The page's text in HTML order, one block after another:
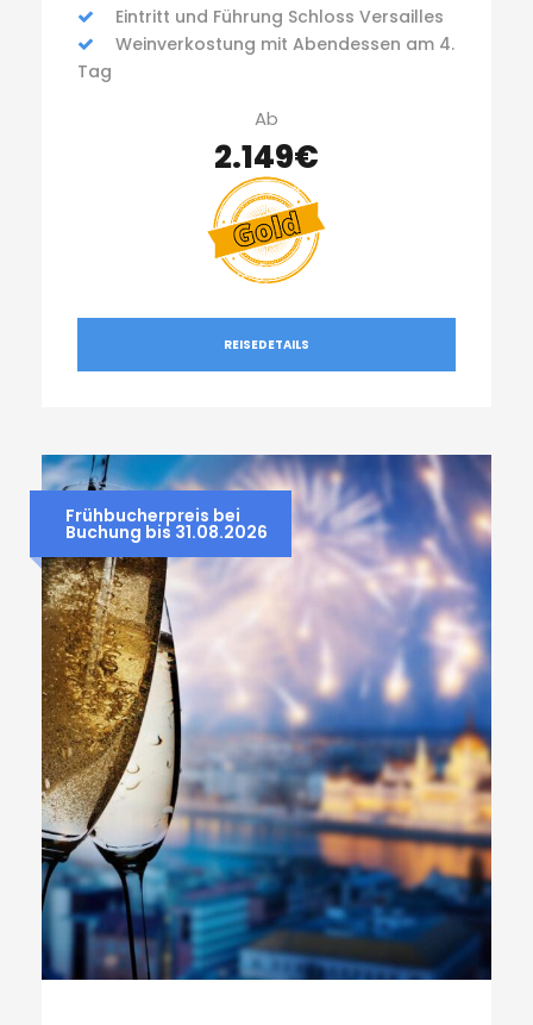
Eintritt und Führung Schloss Versailles
Weinverkostung mit Abendessen am 4.
Tag
Ab
2.149€
REISEDETAILS
Frühbucherpreis bei
Buchung bis 31.08.2026